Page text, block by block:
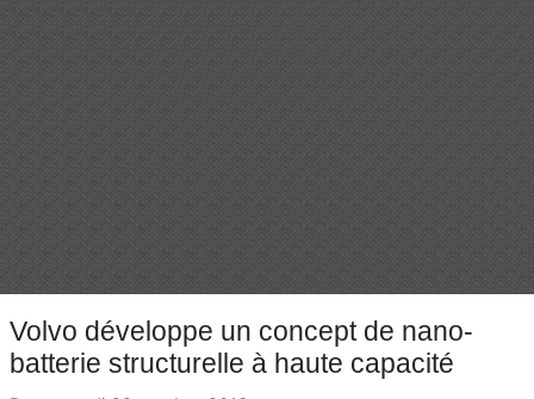
Volvo développe un concept de nano-
batterie structurelle à haute capacité